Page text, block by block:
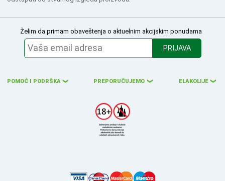
Želim da primam obaveštenja o aktuelnim akcijskim ponudama
PRIJAVA
POMOĆ I PODRŠKA ❮ PREPORUČUJEMO ❮ ELAKOLIJE ❮